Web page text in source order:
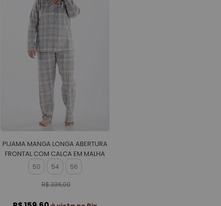
PIJAMA MANGA LONGA ABERTURA
FRONTAL COM CALCA EM MALHA
ROTATIVA FEMININO
50 54 56
R$ 336,00